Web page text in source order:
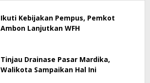
Ikuti Kebijakan Pempus, Pemkot
Ambon Lanjutkan WFH
Tinjau Drainase Pasar Mardika,
Walikota Sampaikan Hal Ini